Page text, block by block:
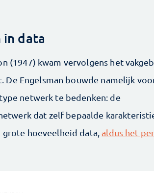
in data
(1947) kwam vervolgens het
Engelsman bouwde namelijk
netwerk te bedenken: de
dat zelf bepaalde
grote hoeveelheid data,aldus het